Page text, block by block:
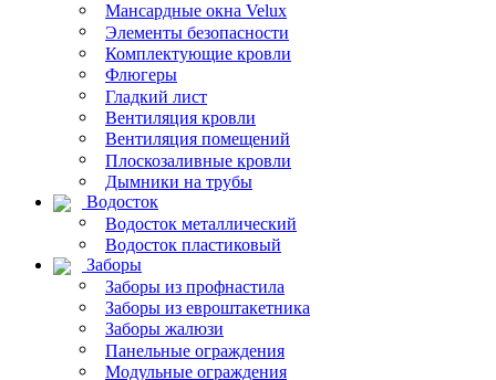
Мансардные окна Velux
Элементы безопасности
Комплектующие кровли
Флюгеры
Гладкий лист
Вентиляция кровли
Вентиляция помещений
Плоскозаливные кровли
Дымники на трубы
Водосток
Водосток металлический
Водосток пластиковый
Заборы
Заборы из профнастила
Заборы из евроштакетника
Заборы жалюзи
Панельные ограждения
Модульные ограждения